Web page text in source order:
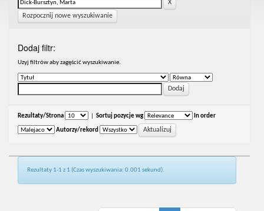
Rozpocznij nowe wyszukiwanie
Dodaj filtr:
Uzyj filtrów aby zagęścić wyszukiwanie.
Rezultaty/Strona Sortuj pozycje wg In order
Autorzy/rekord
Rezultaty 1-1 z 1 (Czas wyszukiwania: 0.001 sekund).